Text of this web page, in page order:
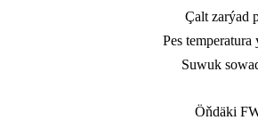
Çalt zarýad
Pes
Suwuk
Öňdäki